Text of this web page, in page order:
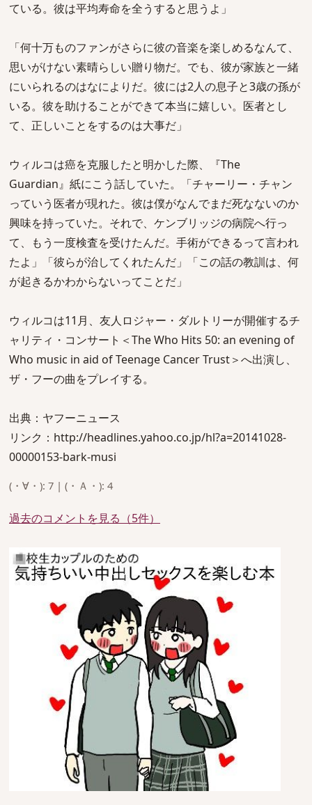
ている。彼は平均寿命を全うすると思うよ」
「何十万ものファンがさらに彼の音楽を楽しめるなんて、
思いがけない素晴らしい贈り物だ。でも、彼が家族と一緒
にいられるのはなによりだ。彼には2人の息子と3歳の孫が
いる。彼を助けることができて本当に嬉しい。医者とし
て、正しいことをするのは大事だ」
ウィルコは癌を克服したと明かした際、『The
Guardian』紙にこう話していた。「チャーリー・チャン
っていう医者が現れた。彼は僕がなんでまだ死なないのか
興味を持っていた。それで、ケンブリッジの病院へ行っ
て、もう一度検査を受けたんだ。手術ができるって言われ
たよ」「彼らが治してくれたんだ」「この話の教訓は、何
が起きるかわからないってことだ」
ウィルコは11月、友人ロジャー・ダルトリーが開催するチ
ャリティ・コンサート＜The Who Hits 50: an evening of
Who music in aid of Teenage Cancer Trust＞へ出演し、
ザ・フーの曲をプレイする。
出典：ヤフーニュース
リンク：http://headlines.yahoo.co.jp/hl?a=20141028-
00000153-bark-musi
(・∀・): 7 | (・Ａ・): 4
過去のコメントを見る（5件）